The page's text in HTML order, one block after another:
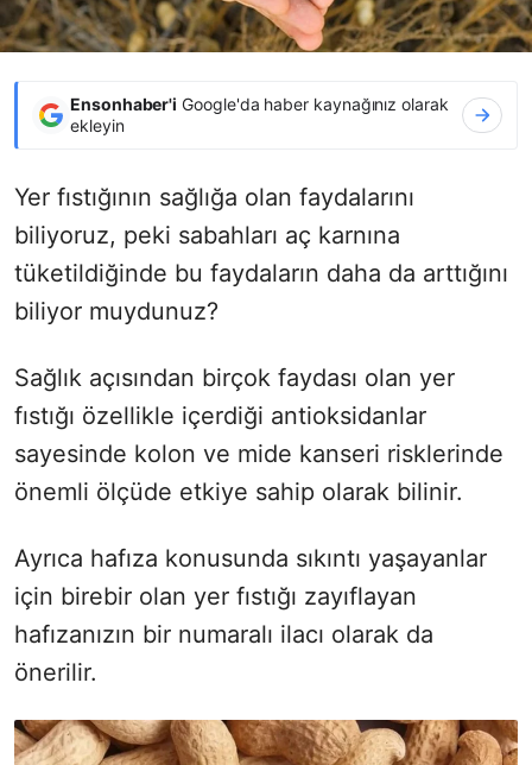
Ensonhaber'i Google'da haber kaynağınız olarak
ekleyin
Yer fıstığının sağlığa olan faydalarını
biliyoruz, peki sabahları aç karnına
tüketildiğinde bu faydaların daha da arttığını
biliyor muydunuz?
Sağlık açısından birçok faydası olan yer
fıstığı özellikle içerdiği antioksidanlar
sayesinde kolon ve mide kanseri risklerinde
önemli ölçüde etkiye sahip olarak bilinir.
Ayrıca hafıza konusunda sıkıntı yaşayanlar
için birebir olan yer fıstığı zayıflayan
hafızanızın bir numaralı ilacı olarak da
önerilir.